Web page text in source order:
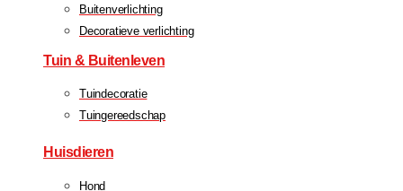
Buitenverlichting
Decoratieve verlichting
Tuin & Buitenleven
Tuindecoratie
Tuingereedschap
Huisdieren
Hond